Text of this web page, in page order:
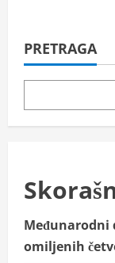
Srbije
novi
“Who
PRETRAGA
Međunarodni
omiljenih